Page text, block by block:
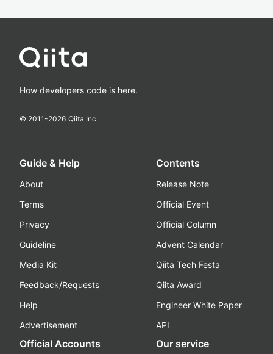
How developers code is here.
© 2011-2026 Qiita Inc.
Guide & Help
About
Terms
Privacy
Guideline
Media Kit
Feedback/Requests
Help
Advertisement
Contents
Release Note
Official Event
Official Column
Advent Calendar
Qiita Tech Festa
Qiita Award
Engineer White Paper
API
Official Accounts Our service